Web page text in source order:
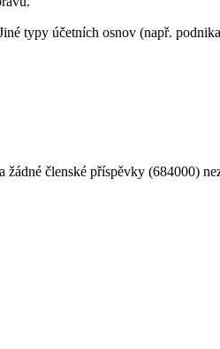
typy účetních osnov (např.
členské příspěvky (684000)